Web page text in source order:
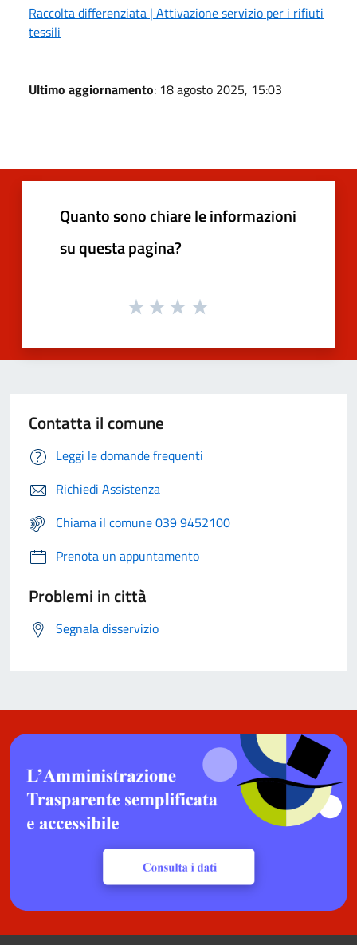
Raccolta differenziata | Attivazione servizio per i rifiuti
tessili
Ultimo aggiornamento: 18 agosto 2025, 15:03
Quanto sono chiare le informazioni
su questa pagina?
Contatta il comune
Leggi le domande frequenti
Richiedi Assistenza
Chiama il comune 039 9452100
Prenota un appuntamento
Problemi in città
Segnala disservizio